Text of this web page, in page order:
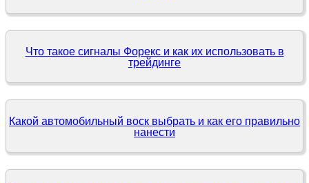
Что такое сигналы Форекс и как их использовать в
трейдинге
Какой автомобильный воск выбрать и как его правильно
нанести